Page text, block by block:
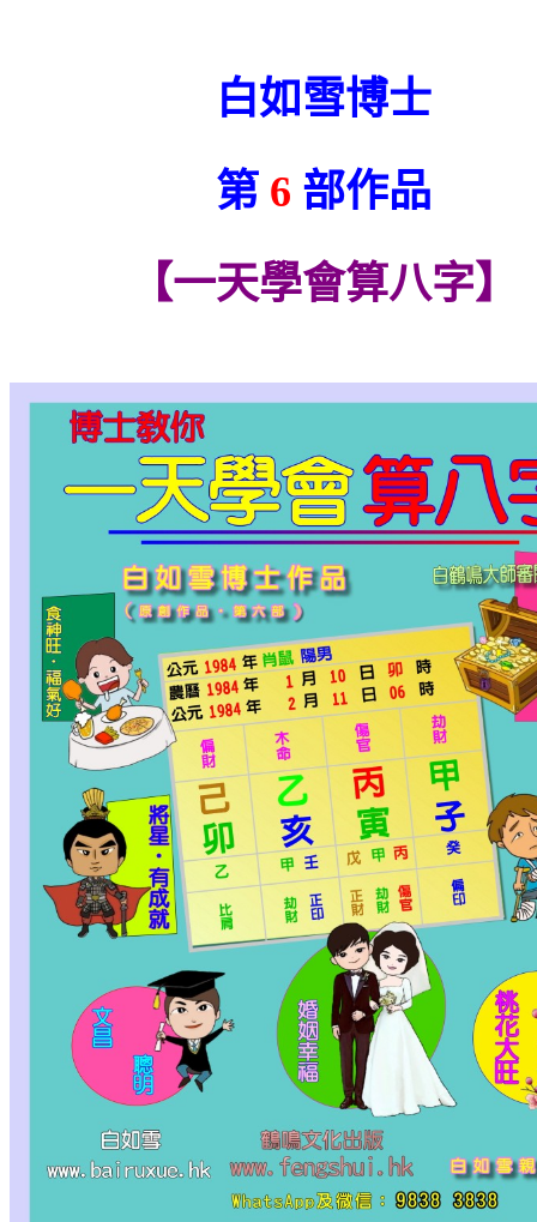
白如雪博士
第 6 部作品
【一天學會算八字】